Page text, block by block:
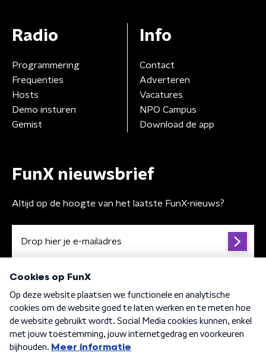
Radio
Programmering
Frequenties
Hosts
Demo insturen
Gemist
Info
Contact
Adverteren
Vacatures
NPO Campus
Download de app
FunX nieuwsbrief
Altijd op de hoogte van het laatste FunX-nieuws?
Algemene voorwaarden Privacybeleid